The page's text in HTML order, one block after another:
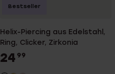
Helix-Piercing aus Edelstahl,
Ring, Clicker, Zirkonia
24 99
Bestseller